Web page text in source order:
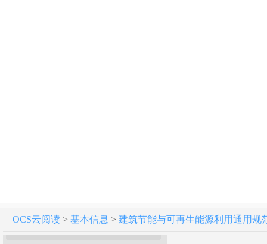
OCS云阅读> 基本信息 > 建筑节能与可再生能源利用通用规